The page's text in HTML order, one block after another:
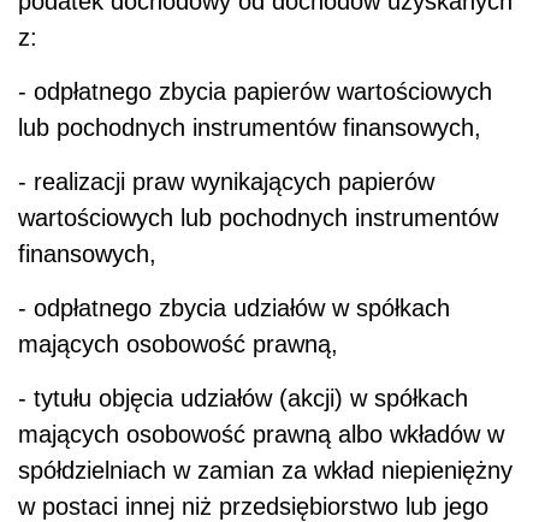
z:
- odpłatnego zbycia papierów wartościowych
lub pochodnych instrumentów finansowych,
- realizacji praw wynikających papierów
wartościowych lub pochodnych instrumentów
finansowych,
- odpłatnego zbycia udziałów w spółkach
mających osobowość prawną,
- tytułu objęcia udziałów (akcji) w spółkach
mających osobowość prawną albo wkładów w
spółdzielniach w zamian za wkład niepieniężny
w postaci innej niż przedsiębiorstwo lub jego